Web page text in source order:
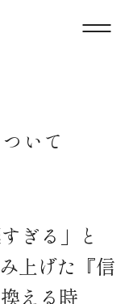
いて
ぎる」と
上げた『信
える時